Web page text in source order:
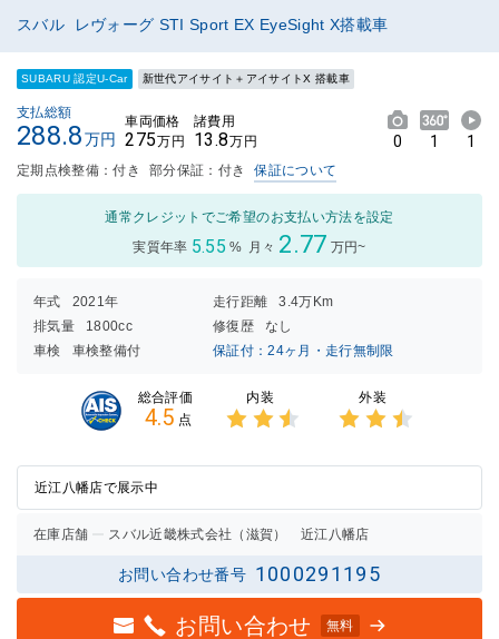
スバル レヴォーグ STI Sport EX EyeSight X搭載車
SUBARU 認定U-Car 新世代アイサイト＋アイサイトX 搭載車
支払総額
288.8万円
車両価格
275万円
諸費用
13.8万円 0 1 1
定期点検整備：付き 部分保証：付き 保証について
通常クレジットでご希望のお支払い方法を設定
実質年率 5.55 % 月々 2.77 万円~
年式 2021年 走行距離
3.4万Km
排気量
1800cc 修復歴
なし
車検
車検整備付 保証付：24ヶ月・走行無制限
総合評価
4.5 点
内装
2.5点
外装
2.5点
近江八幡店で展示中
在庫店舗 スバル近畿株式会社（滋賀） 近江八幡店
お問い合わせ番号 1000291195
お問い合わせ 無料